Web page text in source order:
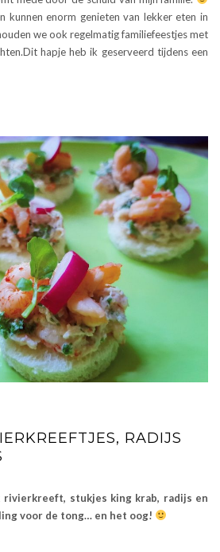
kunnen enorm genieten van lekker eten in
we ook regelmatig familiefeestjes met
hapje heb ik geserveerd tijdens een
RADIJS
rivierkreeft, stukjes king krab, radijs en
voor de tong… en het oog!